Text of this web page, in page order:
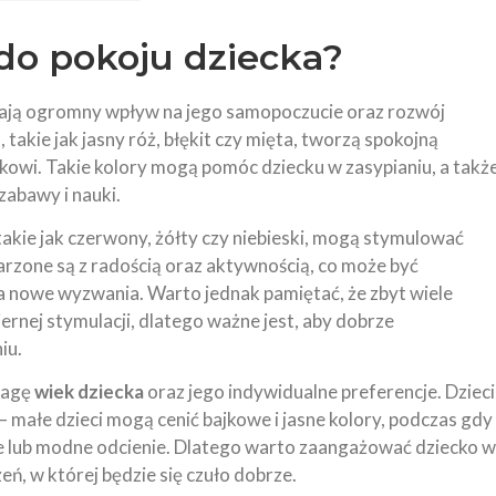
pokoju dziecka?
ogromny wpływ na jego samopoczucie oraz rozwój
, takie jak jasny róż, błękit czy mięta, tworzą spokojną
Takie kolory mogą pomóc dziecku w zasypianiu, a
i nauki.
jak czerwony, żółty czy niebieski, mogą stymulować
są z radością oraz aktywnością, co może być
wyzwania. Warto jednak pamiętać, że zbyt wiele
stymulacji, dlatego ważne jest, aby dobrze
wiek dzieckaoraz jego indywidualne preferencje. Dzieci
dzieci mogą cenić bajkowe i jasne kolory, podczas gdy
modne odcienie. Dlatego warto zaangażować dziecko w
w której będzie się czuło dobrze.